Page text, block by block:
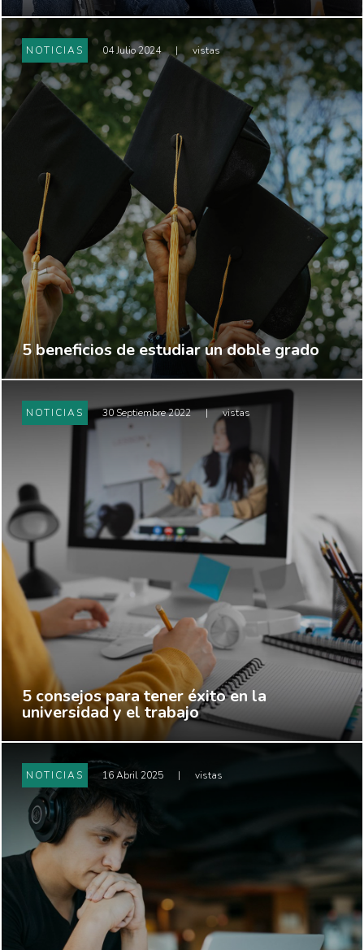
NOTICIAS 04 Julio 2024 | vistas
5 beneficios de estudiar un doble grado
NOTICIAS 30 Septiembre 2022 | vistas
5 consejos para tener éxito en la
universidad y el trabajo
NOTICIAS 16 Abril 2025 | vistas